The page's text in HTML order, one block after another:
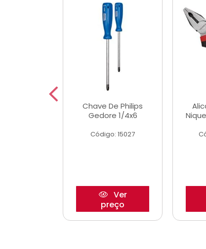
Chave De Philips
Gedore 1/4x6
Código: 15027
Ver
preço